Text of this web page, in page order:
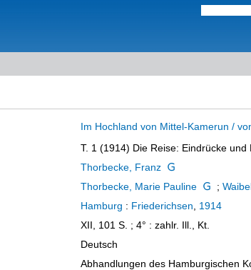
Im Hochland von Mittel-Kamerun /
T. 1 (1914) Die Reise: Eindrücke und
Thorbecke, Franz
Thorbecke, Marie Pauline ;
Hamburg : Friederichsen
1914
XII, 101 S. ; 4° : zahlr. Ill., Kt.
Deutsch
Abhandlungen des Hamburgischen